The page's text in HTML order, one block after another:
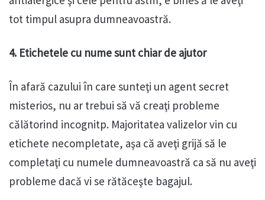
tot timpul asupra dumneavoastră.
4. Etichetele cu nume sunt chiar de ajutor
În afară cazului în care sunteţi un agent secret
misterios, nu ar trebui să vă creaţi probleme
călătorind incognitp. Majoritatea valizelor vin cu
etichete necompletate, aşa că aveţi grijă să le
completaţi cu numele dumneavoastră ca să nu aveţi
probleme dacă vi se rătăceşte bagajul.